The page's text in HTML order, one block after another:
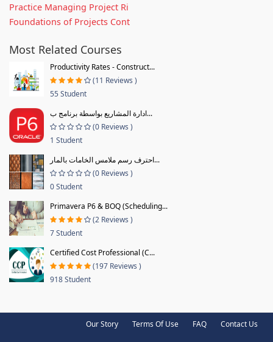
Practice Managing Project Ri
Foundations of Projects Cont
Most Related Courses
Productivity Rates - Construct...
(11 Reviews )
55 Student
ادارة المشاريع بواسطة برنامج ب...
(0 Reviews )
1 Student
احترف رسم ملامس الخامات بالمار...
(0 Reviews )
0 Student
Primavera P6 & BOQ (Scheduling...
(2 Reviews )
7 Student
Certified Cost Professional (C...
(197 Reviews )
918 Student
Our Story Terms Of Use FAQ Contact Us